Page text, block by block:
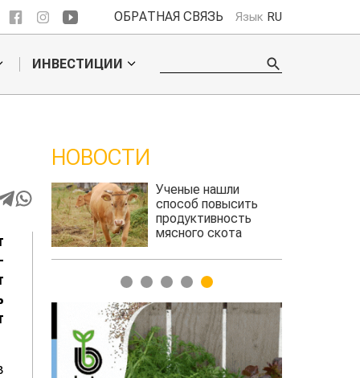
ОБРАТНАЯ СВЯЗЬ Язык RU
ИНВЕСТИЦИИ
НОВОСТИ
Ученые нашли
способ повысить
продуктивность
мясного скота
1 2 3 4 5